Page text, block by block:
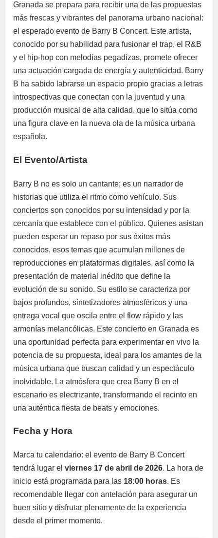
Granada se prepara para recibir una de las propuestas
más frescas y vibrantes del panorama urbano nacional:
el esperado evento de Barry B Concert. Este artista,
conocido por su habilidad para fusionar el trap, el R&B
y el hip-hop con melodías pegadizas, promete ofrecer
una actuación cargada de energía y autenticidad. Barry
B ha sabido labrarse un espacio propio gracias a letras
introspectivas que conectan con la juventud y una
producción musical de alta calidad, que lo sitúa como
una figura clave en la nueva ola de la música urbana
española.
El Evento/Artista
Barry B no es solo un cantante; es un narrador de
historias que utiliza el ritmo como vehículo. Sus
conciertos son conocidos por su intensidad y por la
cercanía que establece con el público. Quienes asistan
pueden esperar un repaso por sus éxitos más
conocidos, esos temas que acumulan millones de
reproducciones en plataformas digitales, así como la
presentación de material inédito que define la
evolución de su sonido. Su estilo se caracteriza por
bajos profundos, sintetizadores atmosféricos y una
entrega vocal que oscila entre el flow rápido y las
armonías melancólicas. Este concierto en Granada es
una oportunidad perfecta para experimentar en vivo la
potencia de su propuesta, ideal para los amantes de la
música urbana que buscan calidad y un espectáculo
inolvidable. La atmósfera que crea Barry B en el
escenario es electrizante, transformando el recinto en
una auténtica fiesta de beats y emociones.
Fecha y Hora
Marca tu calendario: el evento de Barry B Concert
tendrá lugar el viernes 17 de abril de 2026. La hora de
inicio está programada para las 18:00 horas. Es
recomendable llegar con antelación para asegurar un
buen sitio y disfrutar plenamente de la experiencia
desde el primer momento.